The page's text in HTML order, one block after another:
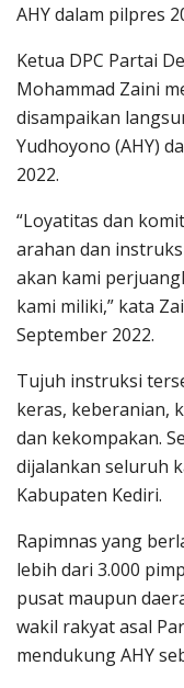
AHY dalam pilpres
Ketua DPC Partai
Mohammad Zaini
disampaikan
Yudhoyono (AHY)
2022.
“Loyatitas dan
arahan dan
akan kami
kami miliki,” kata
September 2022.
Tujuh instruksi
keras, keberanian,
dan kekompakan.
dijalankan seluruh
Kabupaten Kediri.
Rapimnas yang
lebih dari 3.000
pusat maupun
wakil rakyat asal
mendukung AHY